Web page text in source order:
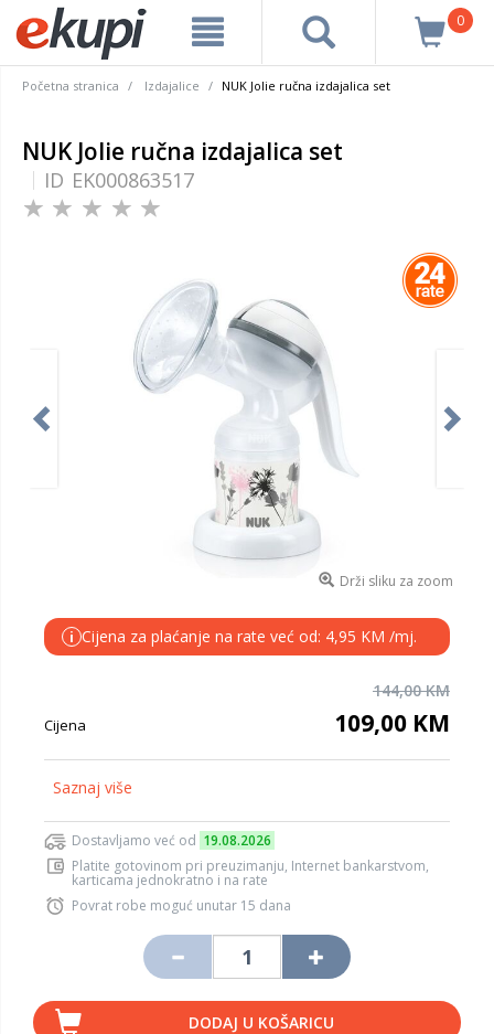
0
Početna stranica Izdajalice NUK Jolie ručna izdajalica set
NUK Jolie ručna izdajalica set
ID EK000863517
Drži sliku za zoom
i Cijena za plaćanje na rate već od: 4,95 KM /mj.
144,00 KM
Cijena 109,00 KM
Saznaj više
Dostavljamo već od 19.08.2026
Platite gotovinom pri preuzimanju, Internet bankarstvom,
karticama jednokratno i na rate
Povrat robe moguć unutar 15 dana
DODAJ U KOŠARICU